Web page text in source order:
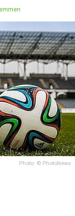
Photo: © PhotoNews